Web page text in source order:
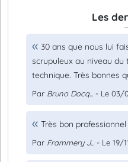
Les
30 ans que nous lui
scrupuleux au niveau du
technique. Très bonnes
Par Bruno Docq... - Le 03/
Très bon
Par Frammery J... - Le 19/